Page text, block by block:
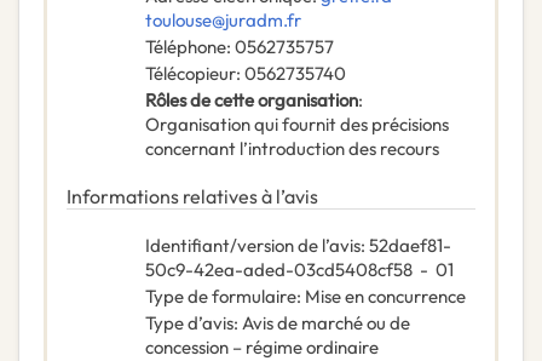
toulouse@juradm.fr
Téléphone: 0562735757
Télécopieur: 0562735740
Rôles de cette organisation:
Organisation qui fournit des précisions
concernant l’introduction des recours
Informations relatives à l’avis
Identifiant/version de l’avis: 52daef81-
50c9-42ea-aded-03cd5408cf58 - 01
Type de formulaire: Mise en concurrence
Type d’avis: Avis de marché ou de
concession – régime ordinaire